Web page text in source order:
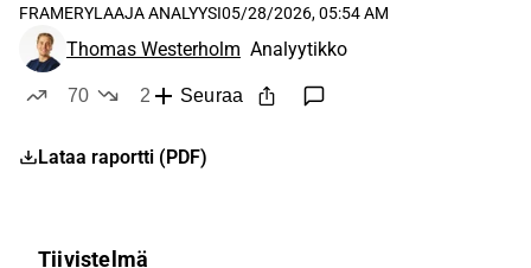
FRAMERYLAAJA ANALYYSI05/28/2026, 05:54 AM
Thomas Westerholm Analyytikko
70
2
Seuraa
Lataa raportti (PDF)
Tiivistelmä